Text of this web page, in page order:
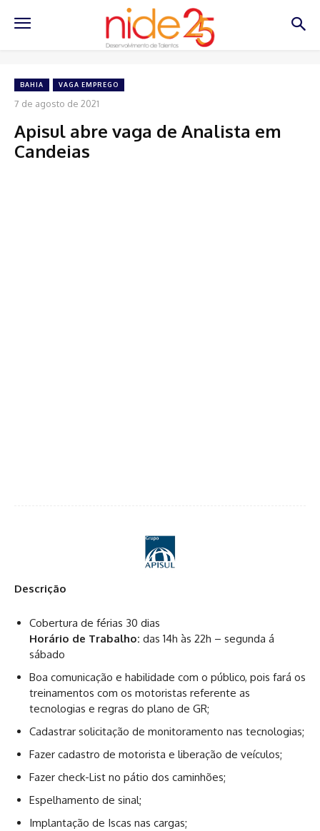
BAHIA VAGA EMPREGO
7 de agosto de 2021
Apisul abre vaga de Analista em
Candeias
Descrição
Cobertura de férias 30 dias
Horário de Trabalho: das 14h às 22h – segunda á
sábado
Boa comunicação e habilidade com o público, pois fará os
treinamentos com os motoristas referente as
tecnologias e regras do plano de GR;
Cadastrar solicitação de monitoramento nas tecnologias;
Fazer cadastro de motorista e liberação de veículos;
Fazer check-List no pátio dos caminhões;
Espelhamento de sinal;
Implantação de Iscas nas cargas;